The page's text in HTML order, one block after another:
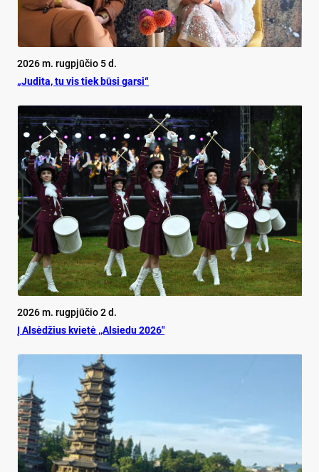
2026 m. rugpjūčio 5 d.
„Judita, tu vis tiek būsi garsi“
2026 m. rugpjūčio 2 d.
Į Alsėdžius kvietė ,,Alsiedu 2026″